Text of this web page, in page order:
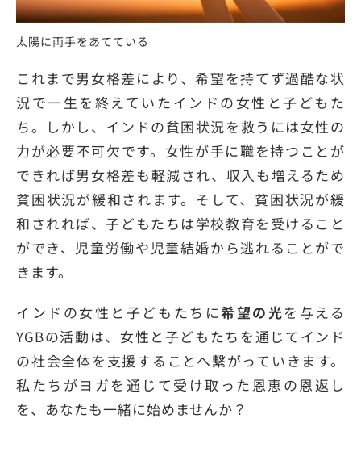
太陽に両手をあてている
これまで男女格差により、希望を持てず過酷な状
況で一生を終えていたインドの女性と子どもた
ち。しかし、インドの貧困状況を救うには女性の
力が必要不可欠です。女性が手に職を持つことが
できれば男女格差も軽減され、収入も増えるため
貧困状況が緩和されます。そして、貧困状況が緩
和されれば、子どもたちは学校教育を受けること
ができ、児童労働や児童結婚から逃れることがで
きます。
インドの女性と子どもたちに希望の光を与える
YGBの活動は、女性と子どもたちを通じてインド
の社会全体を支援することへ繋がっていきます。
私たちがヨガを通じて受け取った恩恵の恩返し
を、あなたも一緒に始めませんか？